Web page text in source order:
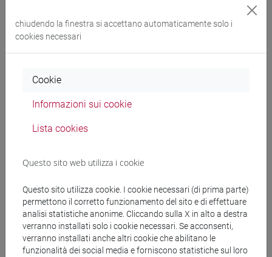
Docenti e corsi di laurea
Programma
Docenti
BRUGE' Laura- 30h Lezione
Materiali didattici
Materiali su Moodle
chiudendo la finestra si accettano automaticamente solo i
cookies necessari
Cookie
Informazioni sui cookie
Lista cookies
Questo sito web utilizza i cookie
Questo sito utilizza cookie. I cookie necessari (di prima parte)
permettono il corretto funzionamento del sito e di effettuare
analisi statistiche anonime. Cliccando sulla X in alto a destra
verranno installati solo i cookie necessari. Se acconsenti,
verranno installati anche altri cookie che abilitano le
funzionalità dei social media e forniscono statistiche sul loro